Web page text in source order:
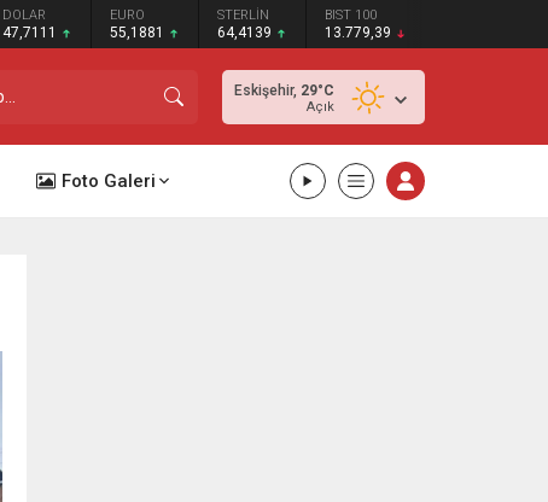
DOLAR
47,7111
EURO
55,1881
STERLİN
64,4139
BIST 100
13.779,39
Eskişehir, 29°C
Açık
Foto Galeri